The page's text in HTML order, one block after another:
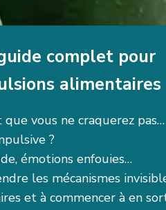
complet pour
alimentaires
vous ne craquerez pas…
?
émotions enfouies…
les mécanismes
et à commencer à en